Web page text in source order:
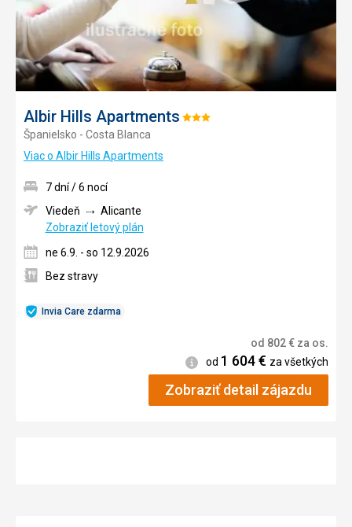
Albir Hills Apartments Hodnotenie:
Španielsko - Costa Blanca
Viac o Albir Hills Apartments
Invia Care zdarma
7 dní / 6 nocí
Viedeň
Alicante
Zobraziť letový plán
ne 6.9. - so 12.9.2026
Bez stravy
od 802€ za os.
Informácie
od 1 604€ za všetkých
Zobraziť detail zájazdu